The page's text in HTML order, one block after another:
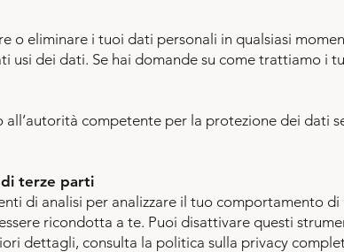
o eliminare i tuoi dati personali in qualsiasi
dei dati. Se hai domande su come trattiamo i
all’autorità competente per la protezione dei dati
terze parti
di analisi per analizzare il tuo comportamento
ricondotta a te. Puoi disattivare questi
dettagli, consulta la politica sulla privacy